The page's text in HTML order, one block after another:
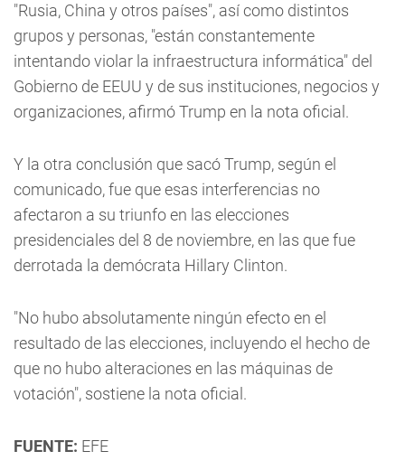
"Rusia, China y otros países", así como distintos
grupos y personas, "están constantemente
intentando violar la infraestructura informática" del
Gobierno de EEUU y de sus instituciones, negocios y
organizaciones, afirmó Trump en la nota oficial.
Y la otra conclusión que sacó Trump, según el
comunicado, fue que esas interferencias no
afectaron a su triunfo en las elecciones
presidenciales del 8 de noviembre, en las que fue
derrotada la demócrata Hillary Clinton.
"No hubo absolutamente ningún efecto en el
resultado de las elecciones, incluyendo el hecho de
que no hubo alteraciones en las máquinas de
votación", sostiene la nota oficial.
FUENTE: EFE